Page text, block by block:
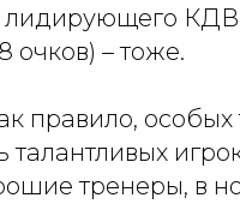
лидирующего КДВ
очков) – тоже.
правило,
талантливых
тренеры, в